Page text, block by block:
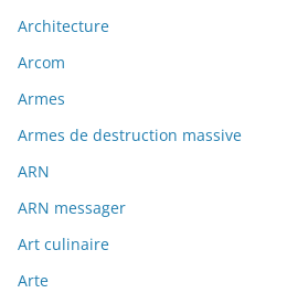
Architecture
Arcom
Armes
Armes de destruction massive
ARN
ARN messager
Art culinaire
Arte